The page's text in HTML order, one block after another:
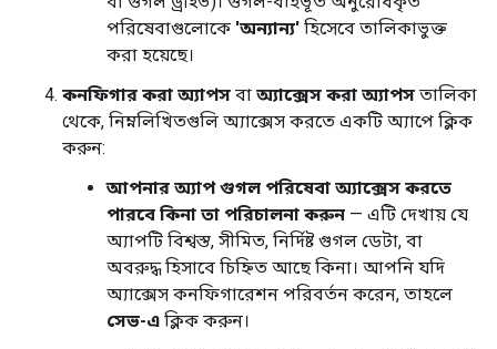
পরিষেবাগুলোকে 'অন্যান্য' হিসেবে তালিকাভুক্ত
করা হয়েছে।
কনফিগার করা অ্যাপস বা অ্যাক্সেস করা অ্যাপস তালিকা
থেকে, নিম্নলিখিতগুলি অ্যাক্সেস করতে একটি অ্যাপে ক্লিক
করুন:
আপনার অ্যাপ গুগল পরিষেবা অ্যাক্সেস করতে
পারবে কিনা তা পরিচালনা করুন — এটি দেখায় যে
অ্যাপটি বিশ্বস্ত, সীমিত, নির্দিষ্ট গুগল ডেটা, বা
অবরুদ্ধ হিসাবে চিহ্নিত আছে কিনা। আপনি যদি
অ্যাক্সেস কনফিগারেশন পরিবর্তন করেন, তাহলে
সেভ-এ ক্লিক করুন।